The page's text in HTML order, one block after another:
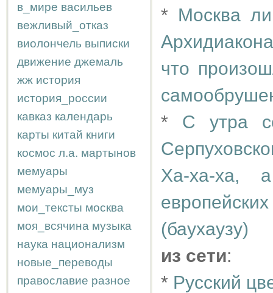
в_мире васильев
вежливый_отказ
виолончель выписки
движение джемаль
жж история
история_россии
кавказ календарь
карты китай книги
космос л.а. мартынов
мемуары
мемуары_муз
мои_тексты москва
моя_всячина музыка
наука национализм
новые_переводы
православие разное
* Москва
что
* С утра
Ха-ха-ха,
(баухаузу)
из сети:
* Русский